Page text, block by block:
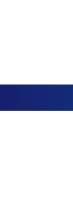
Barat Lebih